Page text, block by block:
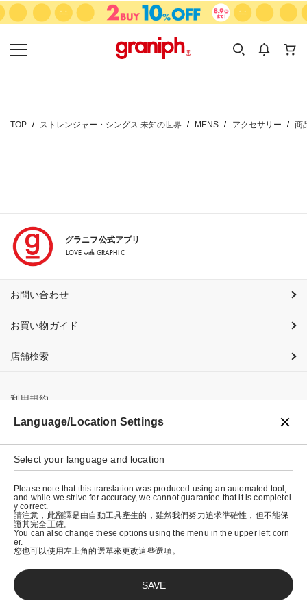
カテゴリーから探す
KIDS
カテゴリ
サイズ
TOP ストレンジャー・シングス 未知の世界 MENS アクセサリー 商
グラニフ公式アプリ
LOVE with GRAPHIC
お問い合わせ
お買い物ガイド
店舗検索
利用規約
プライバシーポリシー
特定商取引法に基づく表示
会社概要
© graniph inc.
Language/Location Settings
Select your language and location
Please note that this translation was produced using an automated tool,
and while we strive for accuracy, we cannot guarantee that it is completel
y correct.
請注意，此翻譯是由自動工具產生的，雖然我們努力追求準確性，但不能保
證其完全正確。
You can also change these options using the menu in the upper left corn
er.
您也可以使用左上角的選單來更改這些選項。
SAVE